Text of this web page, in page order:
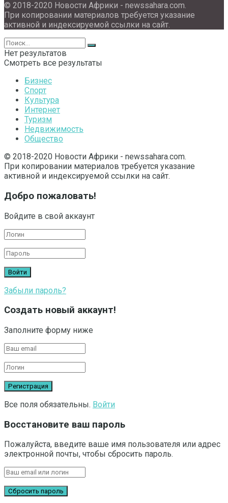
© 2018-2020 Новости Африки - newssahara.com.
При копировании материалов требуется указание
активной и индексируемой ссылки на сайт.
Нет результатов
Смотреть все результаты
Бизнес
Спорт
Культура
Интернет
Туризм
Недвижимость
Общество
© 2018-2020 Новости Африки - newssahara.com.
При копировании материалов требуется указание
активной и индексируемой ссылки на сайт.
Добро пожаловать!
Войдите в свой аккаунт
Забыли пароль?
Создать новый аккаунт!
Заполните форму ниже
Все поля обязательны. Войти
Восстановите ваш пароль
Пожалуйста, введите ваше имя пользователя или адрес
электронной почты, чтобы сбросить пароль.